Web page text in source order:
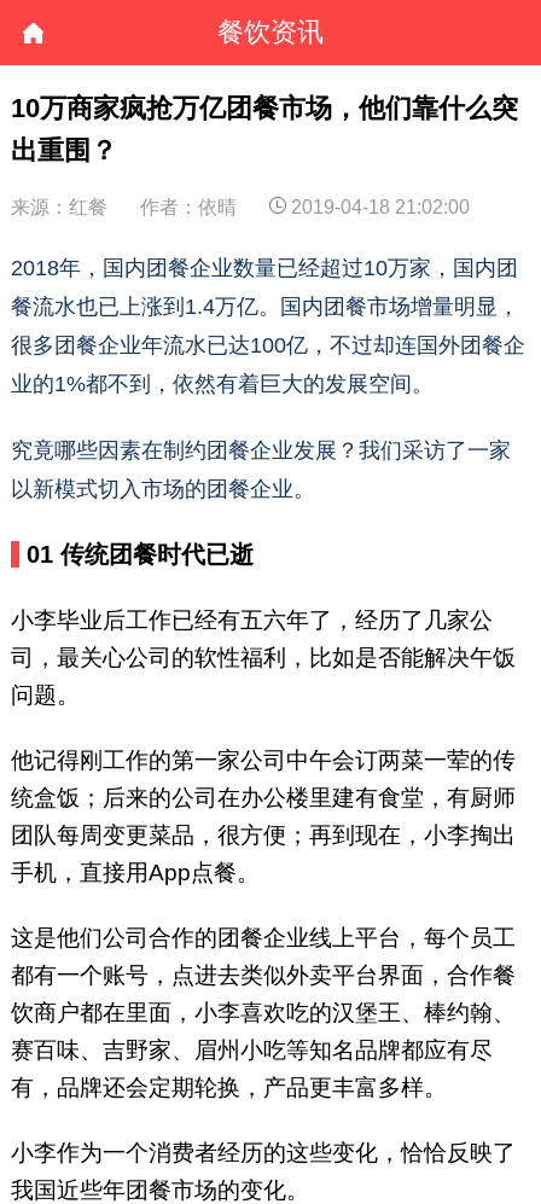
餐饮资讯
10万商家疯抢万亿团餐市场，他们靠什么突
出重围？
来源：红餐 作者：依晴 2019-04-18 21:02:00
2018年，国内团餐企业数量已经超过10万家，国内团
餐流水也已上涨到1.4万亿。国内团餐市场增量明显，
很多团餐企业年流水已达100亿，不过却连国外团餐企
业的1%都不到，依然有着巨大的发展空间。
究竟哪些因素在制约团餐企业发展？我们采访了一家
以新模式切入市场的团餐企业。
01传统团餐时代已逝
小李毕业后工作已经有五六年了，经历了几家公
司，最关心公司的软性福利，比如是否能解决午饭
问题。
他记得刚工作的第一家公司中午会订两菜一荤的传
统盒饭；后来的公司在办公楼里建有食堂，有厨师
团队每周变更菜品，很方便；再到现在，小李掏出
手机，直接用App点餐。
这是他们公司合作的团餐企业线上平台，每个员工
都有一个账号，点进去类似外卖平台界面，合作餐
饮商户都在里面，小李喜欢吃的汉堡王、棒约翰、
赛百味、吉野家、眉州小吃等知名品牌都应有尽
有，品牌还会定期轮换，产品更丰富多样。
小李作为一个消费者经历的这些变化，恰恰反映了
我国近些年团餐市场的变化。